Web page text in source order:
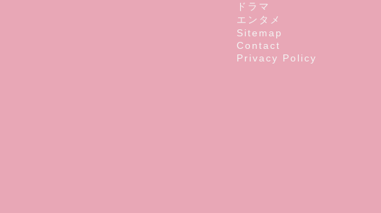
ドラマ
エンタメ
Sitemap
Contact
Privacy Policy